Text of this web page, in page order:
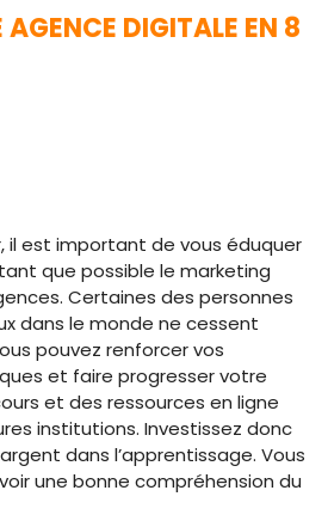
AGENCE DIGITALE EN 8
il est important de vous éduquer
que possible le marketing
Certaines des personnes
dans le monde ne cessent
pouvez renforcer vos
et faire progresser votre
et des ressources en ligne
institutions. Investissez donc
dans l’apprentissage. Vous
une bonne compréhension du